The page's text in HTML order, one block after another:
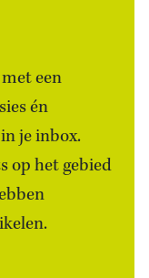
een
én
je inbox.
op het gebied